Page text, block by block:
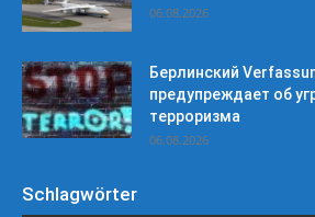
06.08.2026
Берлинский
предупреждает об
терроризма
06.08.2026
Schlagwörter